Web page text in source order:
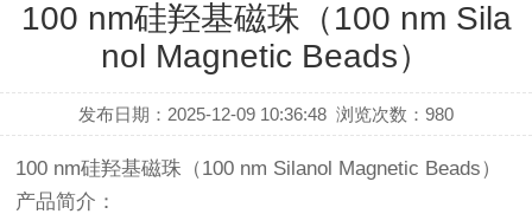
100 nm硅羟基磁珠（100 nm Sila
nol Magnetic Beads）
发布日期：2025-12-09 10:36:48 浏览次数：980
100 nm硅羟基磁珠（100 nm Silanol Magnetic Beads）
产品简介：